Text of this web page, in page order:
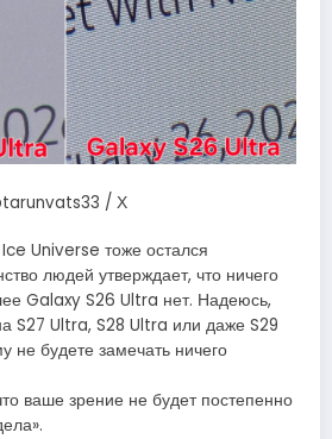
/ Х
Universe тоже остался
людей утверждает, что ничего
Galaxy S26 Ultra нет. Надеюсь,
S27 Ultra, S28 Ultra или даже S29
будете замечать ничего
ваше зрение не будет постепенно